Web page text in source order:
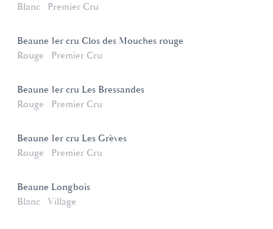
Blanc
Premier Cru
Beaune 1er cru Clos des Mouches rouge
Rouge
Premier Cru
Beaune 1er cru Les Bressandes
Rouge
Premier Cru
Beaune 1er cru Les Grèves
Rouge
Premier Cru
Beaune Longbois
Blanc
Village